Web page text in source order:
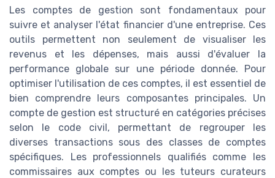
Les comptes de gestion sont fondamentaux pour
suivre et analyser l'état financier d'une entreprise. Ces
outils permettent non seulement de visualiser les
revenus et les dépenses, mais aussi d'évaluer la
performance globale sur une période donnée. Pour
optimiser l'utilisation de ces comptes, il est essentiel de
bien comprendre leurs composantes principales. Un
compte de gestion est structuré en catégories précises
selon le code civil, permettant de regrouper les
diverses transactions sous des classes de comptes
spécifiques. Les professionnels qualifiés comme les
commissaires aux comptes ou les tuteurs curateurs